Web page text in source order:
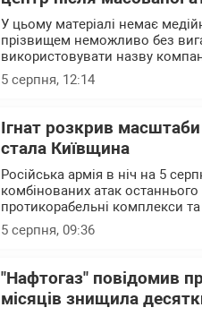
У цьому матеріалі немає
прізвищем неможливо без
використовувати назву
5 серпня, 12:14
Ігнат розкрив
стала Київщина
Російська армія в ніч на 5
комбінованих атак останнього
протикорабельні комплекси
5 серпня, 09:36
"Нафтогаз" повідомив
місяців знищила